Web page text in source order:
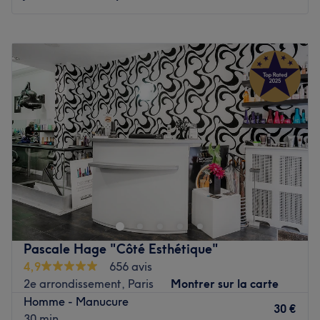
10:15–19:45
Mercredi
10:15 –19:45
Jeudi
10:15–19:45
Vendredi
10:15–19:45
Samedi
10:15–19:45
Dimanche
11:15–19:45
Votre rendez-vous beauté et bien-être intégral au cœur
du Printemps Haussmann ! Le Spa Quantique®
Energecia, prix de l'innovation 2023*, propose une
approche unique qui fusionne beauté, bien-être et
énergie pour des résultats naturels, visibles et durables.
Au programme de chaque soin : éclat immédiat,
rajeunissement de la peau, silhouette harmonieuse, en
parfaite harmonie avec les mécanismes naturels de la
peau. Nos soins allient techniques énergétiques,
Pascale Hage "Côté Esthétique"
4,9
656 avis
2e arrondissement, Paris
Montrer sur la carte
Homme - Manucure
30 €